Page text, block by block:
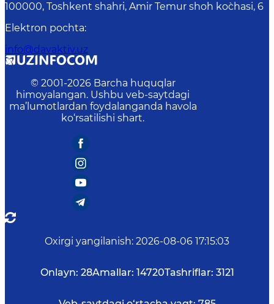
100000, Toshkent shahri, Amir Temur shoh ko`chasi, 6
Elektron pochta:
info@davaktiv.uz
© 2001-2026 Barcha huquqlar
himoyalangan. Ushbu veb-saytdagi
ma’lumotlardan foydalanganda havola
ko‘rsatilishi shart.
Oxirgi yangilanish: 2026-08-06 17:15:03
Onlayn: 28Amallar: 14720Tashriflar: 3121